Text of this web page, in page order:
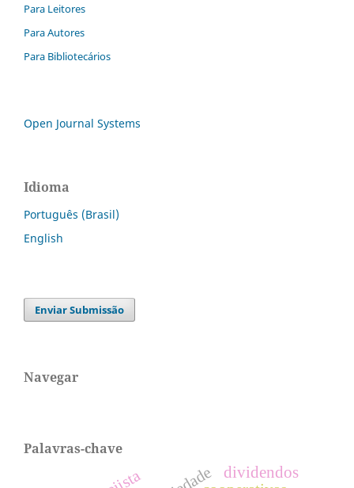
Para Leitores
Para Autores
Para Bibliotecários
Open Journal Systems
Idioma
Português (Brasil)
English
Enviar Submissão
Navegar
Palavras-chave
dividendos